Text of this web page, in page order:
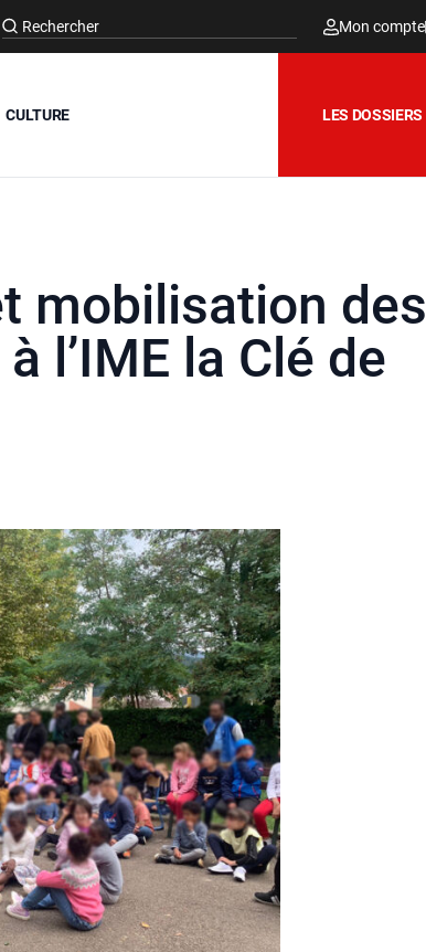
Mon compte
CULTURE LES DOSSIERS
mobilisation des
l’IME la Clé de